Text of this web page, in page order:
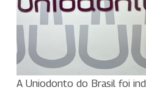
A Uniodonto do Brasil foi